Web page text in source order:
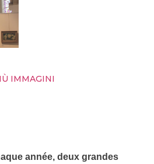
IMMAGINI
année, deux grandes